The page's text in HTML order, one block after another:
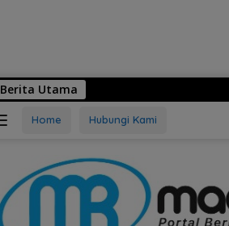
Berita Utama
Home Hubungi Kami